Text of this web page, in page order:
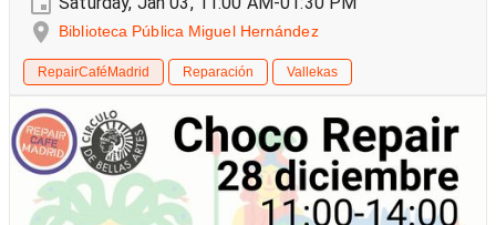
Biblioteca Pública Miguel Hernández
RepairCaféMadrid Reparación Vallekas